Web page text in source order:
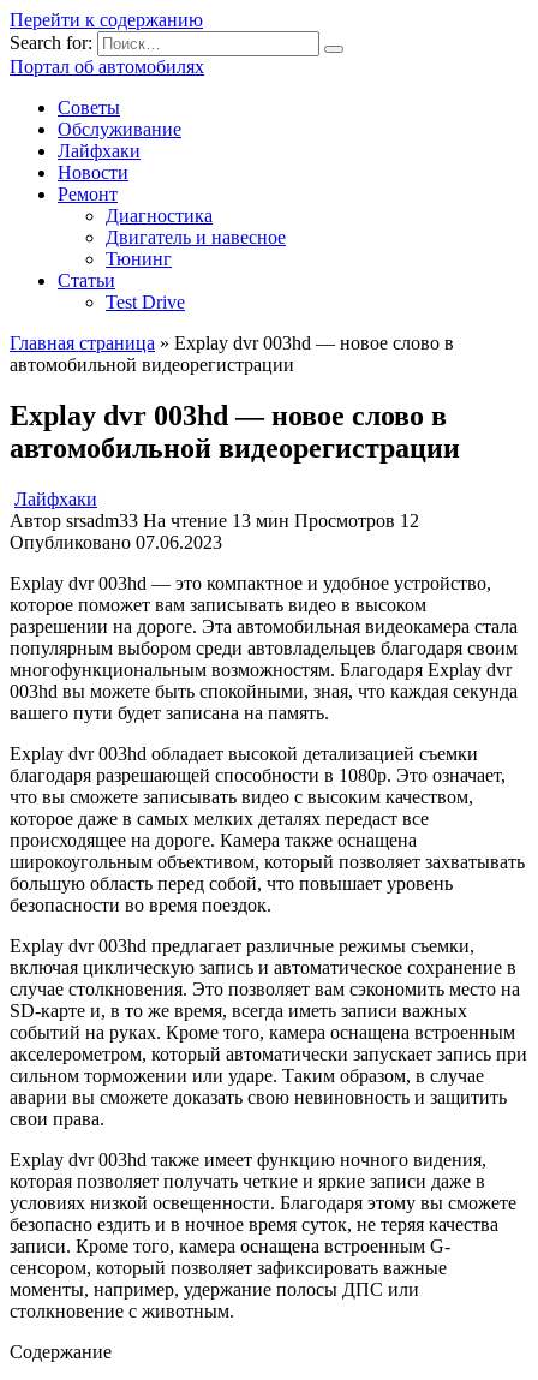
Перейти к содержанию
Search for:
Портал об автомобилях
Советы
Обслуживание
Лайфхаки
Новости
Ремонт
Диагностика
Двигатель и навесное
Тюнинг
Статьи
Test Drive
Главная страница » Explay dvr 003hd — новое слово в
автомобильной видеорегистрации
Explay dvr 003hd — новое слово в
автомобильной видеорегистрации
Лайфхаки
Автор srsadm33 На чтение 13 мин Просмотров 12
Опубликовано 07.06.2023
Explay dvr 003hd — это компактное и удобное устройство,
которое поможет вам записывать видео в высоком
разрешении на дороге. Эта автомобильная видеокамера стала
популярным выбором среди автовладельцев благодаря своим
многофункциональным возможностям. Благодаря Explay dvr
003hd вы можете быть спокойными, зная, что каждая секунда
вашего пути будет записана на память.
Explay dvr 003hd обладает высокой детализацией съемки
благодаря разрешающей способности в 1080p. Это означает,
что вы сможете записывать видео с высоким качеством,
которое даже в самых мелких деталях передаст все
происходящее на дороге. Камера также оснащена
широкоугольным объективом, который позволяет захватывать
большую область перед собой, что повышает уровень
безопасности во время поездок.
Explay dvr 003hd предлагает различные режимы съемки,
включая циклическую запись и автоматическое сохранение в
случае столкновения. Это позволяет вам сэкономить место на
SD-карте и, в то же время, всегда иметь записи важных
событий на руках. Кроме того, камера оснащена встроенным
акселерометром, который автоматически запускает запись при
сильном торможении или ударе. Таким образом, в случае
аварии вы сможете доказать свою невиновность и защитить
свои права.
Explay dvr 003hd также имеет функцию ночного видения,
которая позволяет получать четкие и яркие записи даже в
условиях низкой освещенности. Благодаря этому вы сможете
безопасно ездить и в ночное время суток, не теряя качества
записи. Кроме того, камера оснащена встроенным G-
сенсором, который позволяет зафиксировать важные
моменты, например, удержание полосы ДПС или
столкновение с животным.
Содержание